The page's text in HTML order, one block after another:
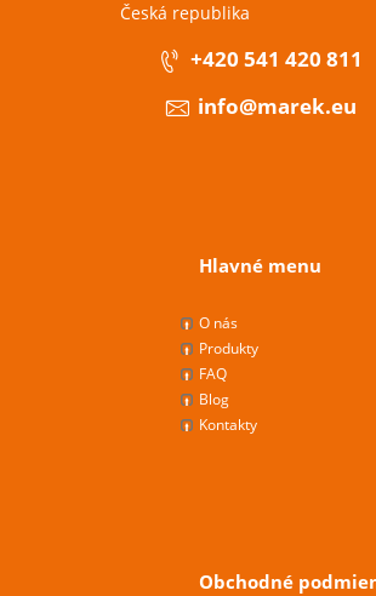
Česká republika
+420 541 420 811
info@marek.eu
Hlavné menu
O nás
Produkty
FAQ
Blog
Kontakty
Obchodné